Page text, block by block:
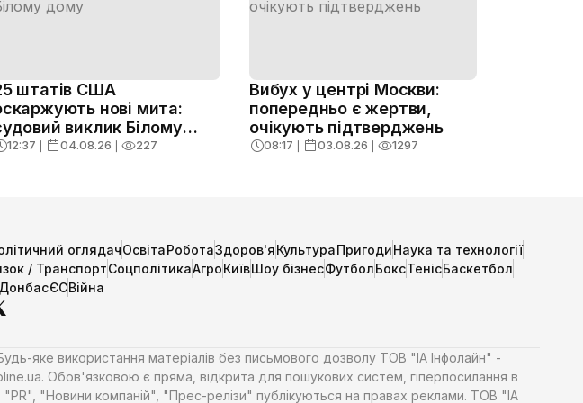
штатів США
нові мита:
виклик Білому
12:37 ❘ 04.08.26 ❘ 227
Вибух у центрі Москви:
попередньо є жертви,
очікують підтверджень
08:17 ❘ 03.08.26 ❘ 1297
оглядачОсвітаРоботаЗдоров'яКультураПригодиНаука та технології
/ ТранспортСоцполітикаАгроКиївШоу бізнесФутболБоксТенісБаскетбол
ДонбасЄСВійна
яке використання матеріалів без письмового дозволу ТОВ "ІА Інфолайн" -
Обов'язковою є пряма, відкрита для пошукових систем, гіперпосилання в
"Новини компаній", "Прес-релізи" публікуються на правах реклами. ТОВ "ІА